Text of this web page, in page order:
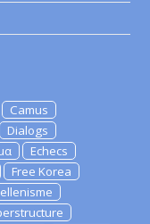
Camus
Dialogs
Echecs
Free Korea